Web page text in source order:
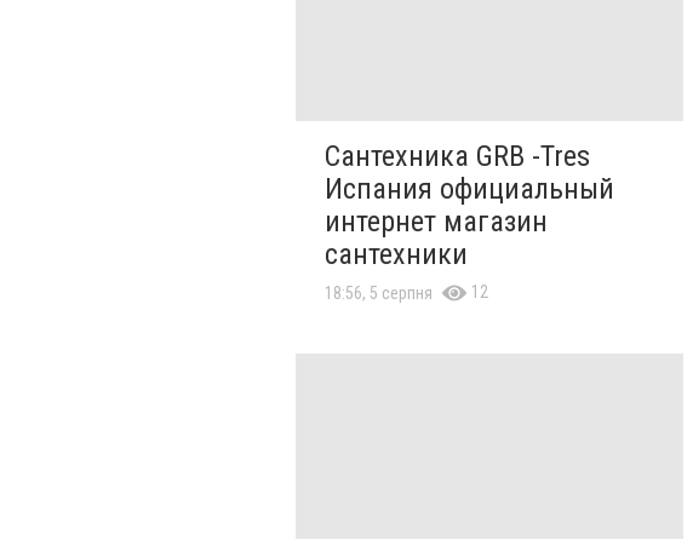
Сантехника GRB -Tres
Испания официальный
интернет магазин
сантехники
18:56, 5 серпня 12